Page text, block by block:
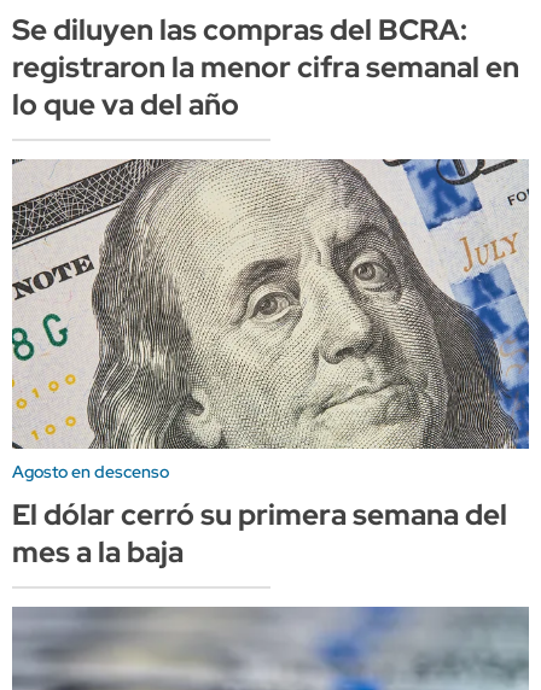
Se diluyen las compras del BCRA:
registraron la menor cifra semanal en
lo que va del año
Agosto en descenso
El dólar cerró su primera semana del
mes a la baja